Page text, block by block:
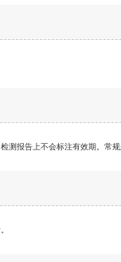
测报告上不会标注有效期。常